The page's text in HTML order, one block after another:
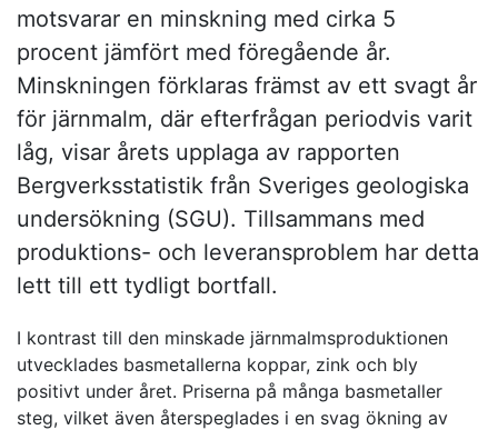
motsvarar en minskning med cirka 5
procent jämfört med föregående år.
Minskningen förklaras främst av ett svagt år
för järnmalm, där efterfrågan periodvis varit
låg, visar årets upplaga av rapporten
Bergverksstatistik från Sveriges geologiska
undersökning (SGU). Tillsammans med
produktions- och leveransproblem har detta
lett till ett tydligt bortfall.
I kontrast till den minskade järnmalmsproduktionen
utvecklades basmetallerna koppar, zink och bly
positivt under året. Priserna på många basmetaller
steg, vilket även återspeglades i en svag ökning av